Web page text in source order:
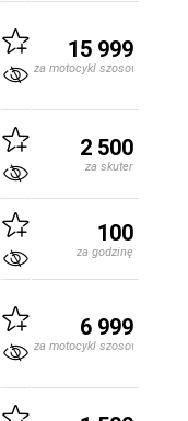
15 999
za motocykl szosowo-
2 500
za skuter
100
za godzinę
6 999
za motocykl szosowo-